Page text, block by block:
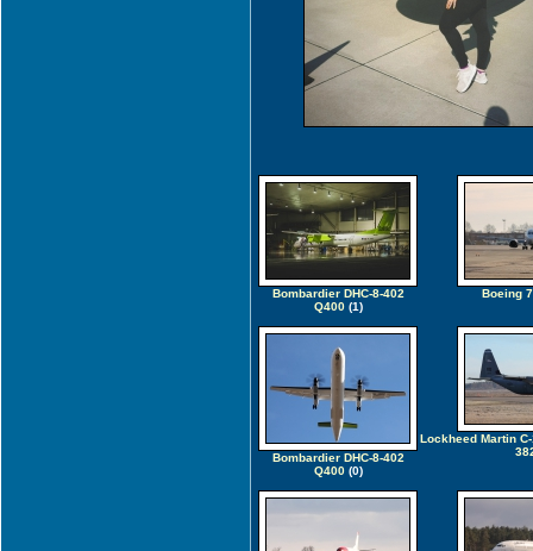
Bombardier DHC-8-402
Q400(1)
Boeing
Bombardier DHC-8-402
Q400(0)
Lockheed Martin